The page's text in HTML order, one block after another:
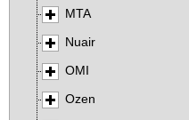
MTA
Nuair
OMI
Ozen